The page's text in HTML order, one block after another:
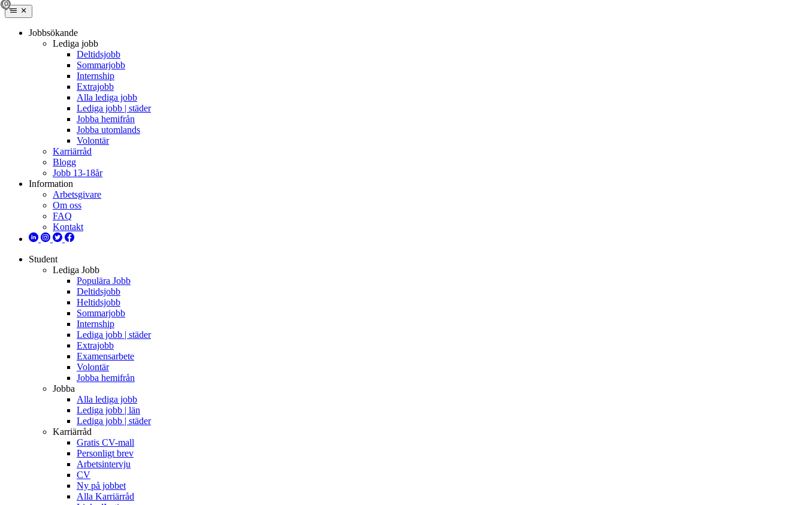
Jobbsökande
Lediga jobb
Deltidsjobb
Sommarjobb
Internship
Extrajobb
Alla lediga jobb
Lediga jobb | städer
Jobba hemifrån
Jobba utomlands
Volontär
Karriärråd
Blogg
Jobb 13-18år
Information
Arbetsgivare
Om oss
FAQ
Kontakt
Student
Lediga Jobb
Populära Jobb
Deltidsjobb
Heltidsjobb
Sommarjobb
Internship
Lediga jobb | städer
Extrajobb
Examensarbete
Volontär
Jobba hemifrån
Jobba
Alla lediga jobb
Lediga jobb | län
Lediga jobb | städer
Karriärråd
Gratis CV-mall
Personligt brev
Arbetsintervju
CV
Ny på jobbet
Alla Karriärråd